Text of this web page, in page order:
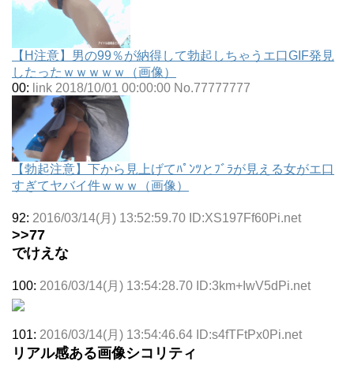
【H注意】男の99％が納得して勃起しちゃうエ口GIF発見
したったｗｗｗｗｗ（画像）
00: link 2018/10/01 00:00:00 No.77777777
【勃起注意】下から見上げてﾊﾟﾝﾂとﾌﾞﾗが見える女がエ口
すぎてヤバイ件ｗｗｗ（画像）
92: 2016/03/14(月) 13:52:59.70 ID:XS197Ff60Pi.net
>>77
でけえな
100: 2016/03/14(月) 13:54:28.70 ID:3km+IwV5dPi.net
101: 2016/03/14(月) 13:54:46.64 ID:s4fTFtPx0Pi.net
リアル感ある画像シコリティ